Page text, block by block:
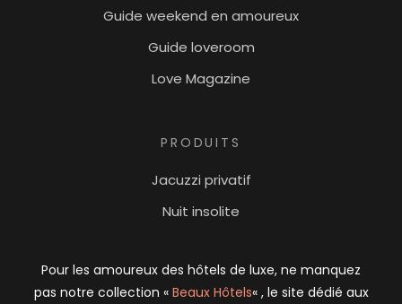
Guide weekend en amoureux
Guide loveroom
Love Magazine
PRODUITS
Jacuzzi privatif
Nuit insolite
Pour les amoureux des hôtels de luxe, ne manquez
pas notre collection « Beaux Hôtels« , le site dédié aux